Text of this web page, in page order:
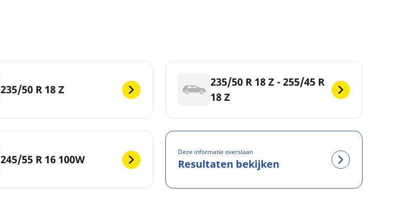
235/50 R 18 Z
235/50 R 18 Z - 255/45 R
18 Z
245/55 R 16 100W
Deze informatie overslaan
Resultaten bekijken